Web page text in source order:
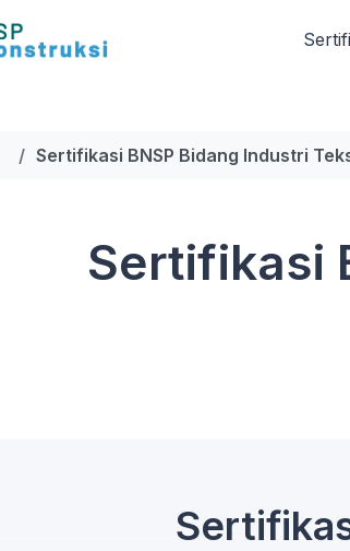
Sertifikasi BNSP Bidang Industri
Sertifikasi